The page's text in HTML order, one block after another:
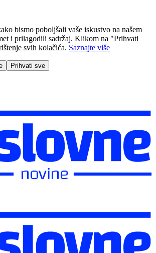
bismo poboljšali vaše iskustvo na našem
i prilagodili sadržaj. Klikom na "Prihvati
svih kolačića. Saznajte više
Prihvati sve